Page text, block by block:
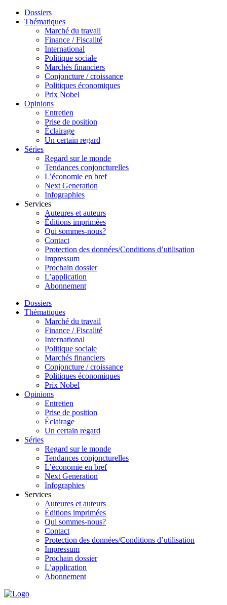
Dossiers
Thématiques
Marché du travail
Finance / Fiscalité
International
Politique sociale
Marchés financiers
Conjoncture / croissance
Politiques économiques
Prix Nobel
Opinions
Entretien
Prise de position
Éclairage
Un certain regard
Séries
Regard sur le monde
Tendances conjoncturelles
L’économie en bref
Next Generation
Infographies
Services
Auteures et auteurs
Éditions imprimées
Qui sommes-nous?
Contact
Protection des données/Conditions d’utilisation
Impressum
Prochain dossier
L’application
Abonnement
Dossiers
Thématiques
Marché du travail
Finance / Fiscalité
International
Politique sociale
Marchés financiers
Conjoncture / croissance
Politiques économiques
Prix Nobel
Opinions
Entretien
Prise de position
Éclairage
Un certain regard
Séries
Regard sur le monde
Tendances conjoncturelles
L’économie en bref
Next Generation
Infographies
Services
Auteures et auteurs
Éditions imprimées
Qui sommes-nous?
Contact
Protection des données/Conditions d’utilisation
Impressum
Prochain dossier
L’application
Abonnement